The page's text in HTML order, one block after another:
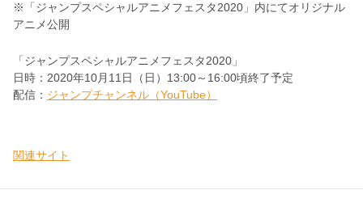
※「ジャンプスペシャルアニメフェスタ2020」内にてオリジナル
アニメ公開
「ジャンプスペシャルアニメフェスタ2020」
日時：2020年10月11日（日）13:00～16:00頃終了予定
配信： ジャンプチャンネル（YouTube）
関連サイト